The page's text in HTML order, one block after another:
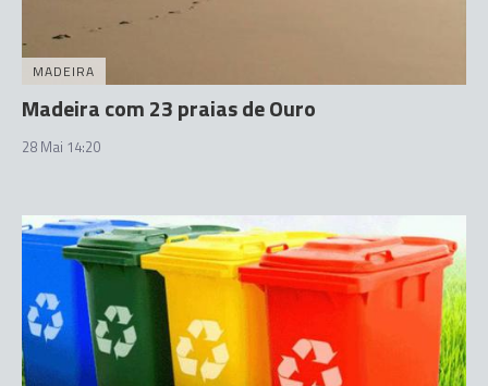
MADEIRA
Madeira com 23 praias de Ouro
28 Mai 14:20